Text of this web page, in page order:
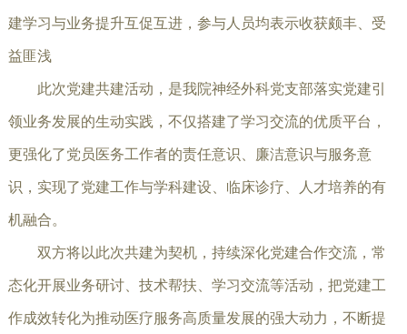
建学习与业务提升互促互进，参与人员均表示收获颇丰、受
益匪浅
此次党建共建活动，是我院神经外科党支部落实党建引
领业务发展的生动实践，不仅搭建了学习交流的优质平台，
更强化了党员医务工作者的责任意识、廉洁意识与服务意
识，实现了党建工作与学科建设、临床诊疗、人才培养的有
机融合。
双方将以此次共建为契机，持续深化党建合作交流，常
态化开展业务研讨、技术帮扶、学习交流等活动，把党建工
作成效转化为推动医疗服务高质量发展的强大动力，不断提